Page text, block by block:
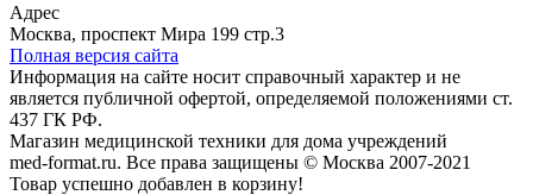
Адрес
Москва, проспект Мира 199 стр.3
Полная версия сайта
Информация на сайте носит справочный характер и не
является публичной офертой, определяемой положениями ст.
437 ГК РФ.
Магазин медицинской техники для дома учреждений
med-format.ru. Все права защищены © Москва 2007-2021
Товар успешно добавлен в корзину!